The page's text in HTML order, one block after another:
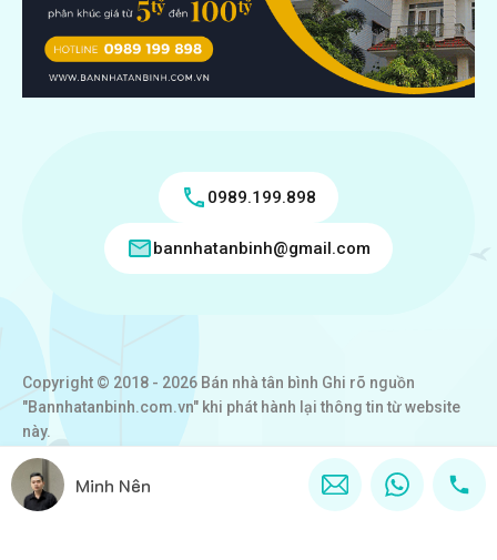
0989.199.898
bannhatanbinh@gmail.com
Copyright © 2018 - 2026 Bán nhà tân bình Ghi rõ nguồn
"Bannhatanbinh.com.vn" khi phát hành lại thông tin từ website
này.
VICTORY REAL
Minh Nên